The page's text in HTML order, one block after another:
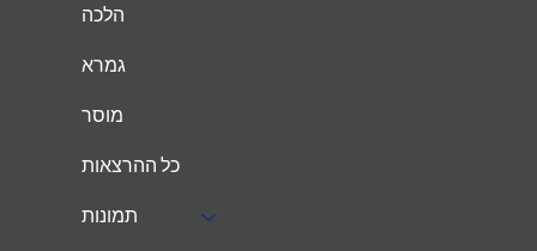
הלכה
גמרא
מוסר
כל ההרצאות
תמונות